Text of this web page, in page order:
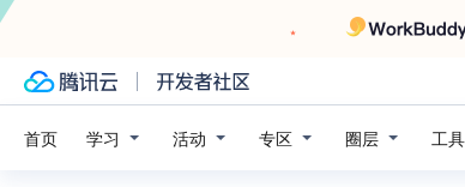
首页 学习 活动 专区 圈层 工具